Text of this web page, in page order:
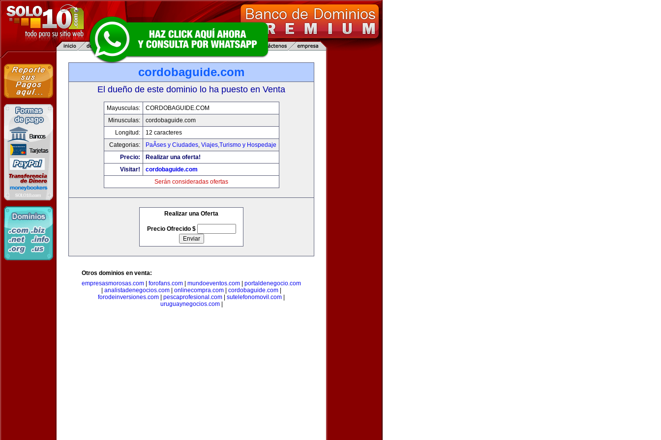
cordobaguide.com
El dueño de este dominio lo ha puesto en Venta
Mayusculas:
CORDOBAGUIDE.COM
Minusculas:
cordobaguide.com
Longitud:
12 caracteres
Categorias:
PaÃ­ses y Ciudades, Viajes,Turismo y Hospedaje
Precio:
Realizar una oferta!
Visitar!
cordobaguide.com
Serán consideradas ofertas
Realizar una Oferta
Precio Ofrecido $
Otros dominios en venta:
empresasmorosas.com
forofans.com mundoeventos.com
portaldenegocio.com
analistadenegocios.com onlinecompra.com cordobaguide.com
forodeinversiones.com
pescaprofesional.com sutelefonomovil.com
uruguaynegocios.com|